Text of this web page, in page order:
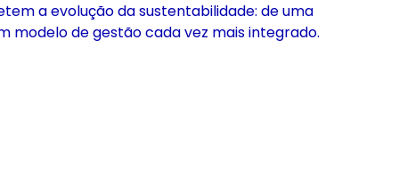
a evolução da sustentabilidade: de uma
modelo de gestão cada vez mais integrado.